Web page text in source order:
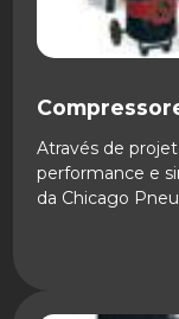
Através de
performance e
da Chicago